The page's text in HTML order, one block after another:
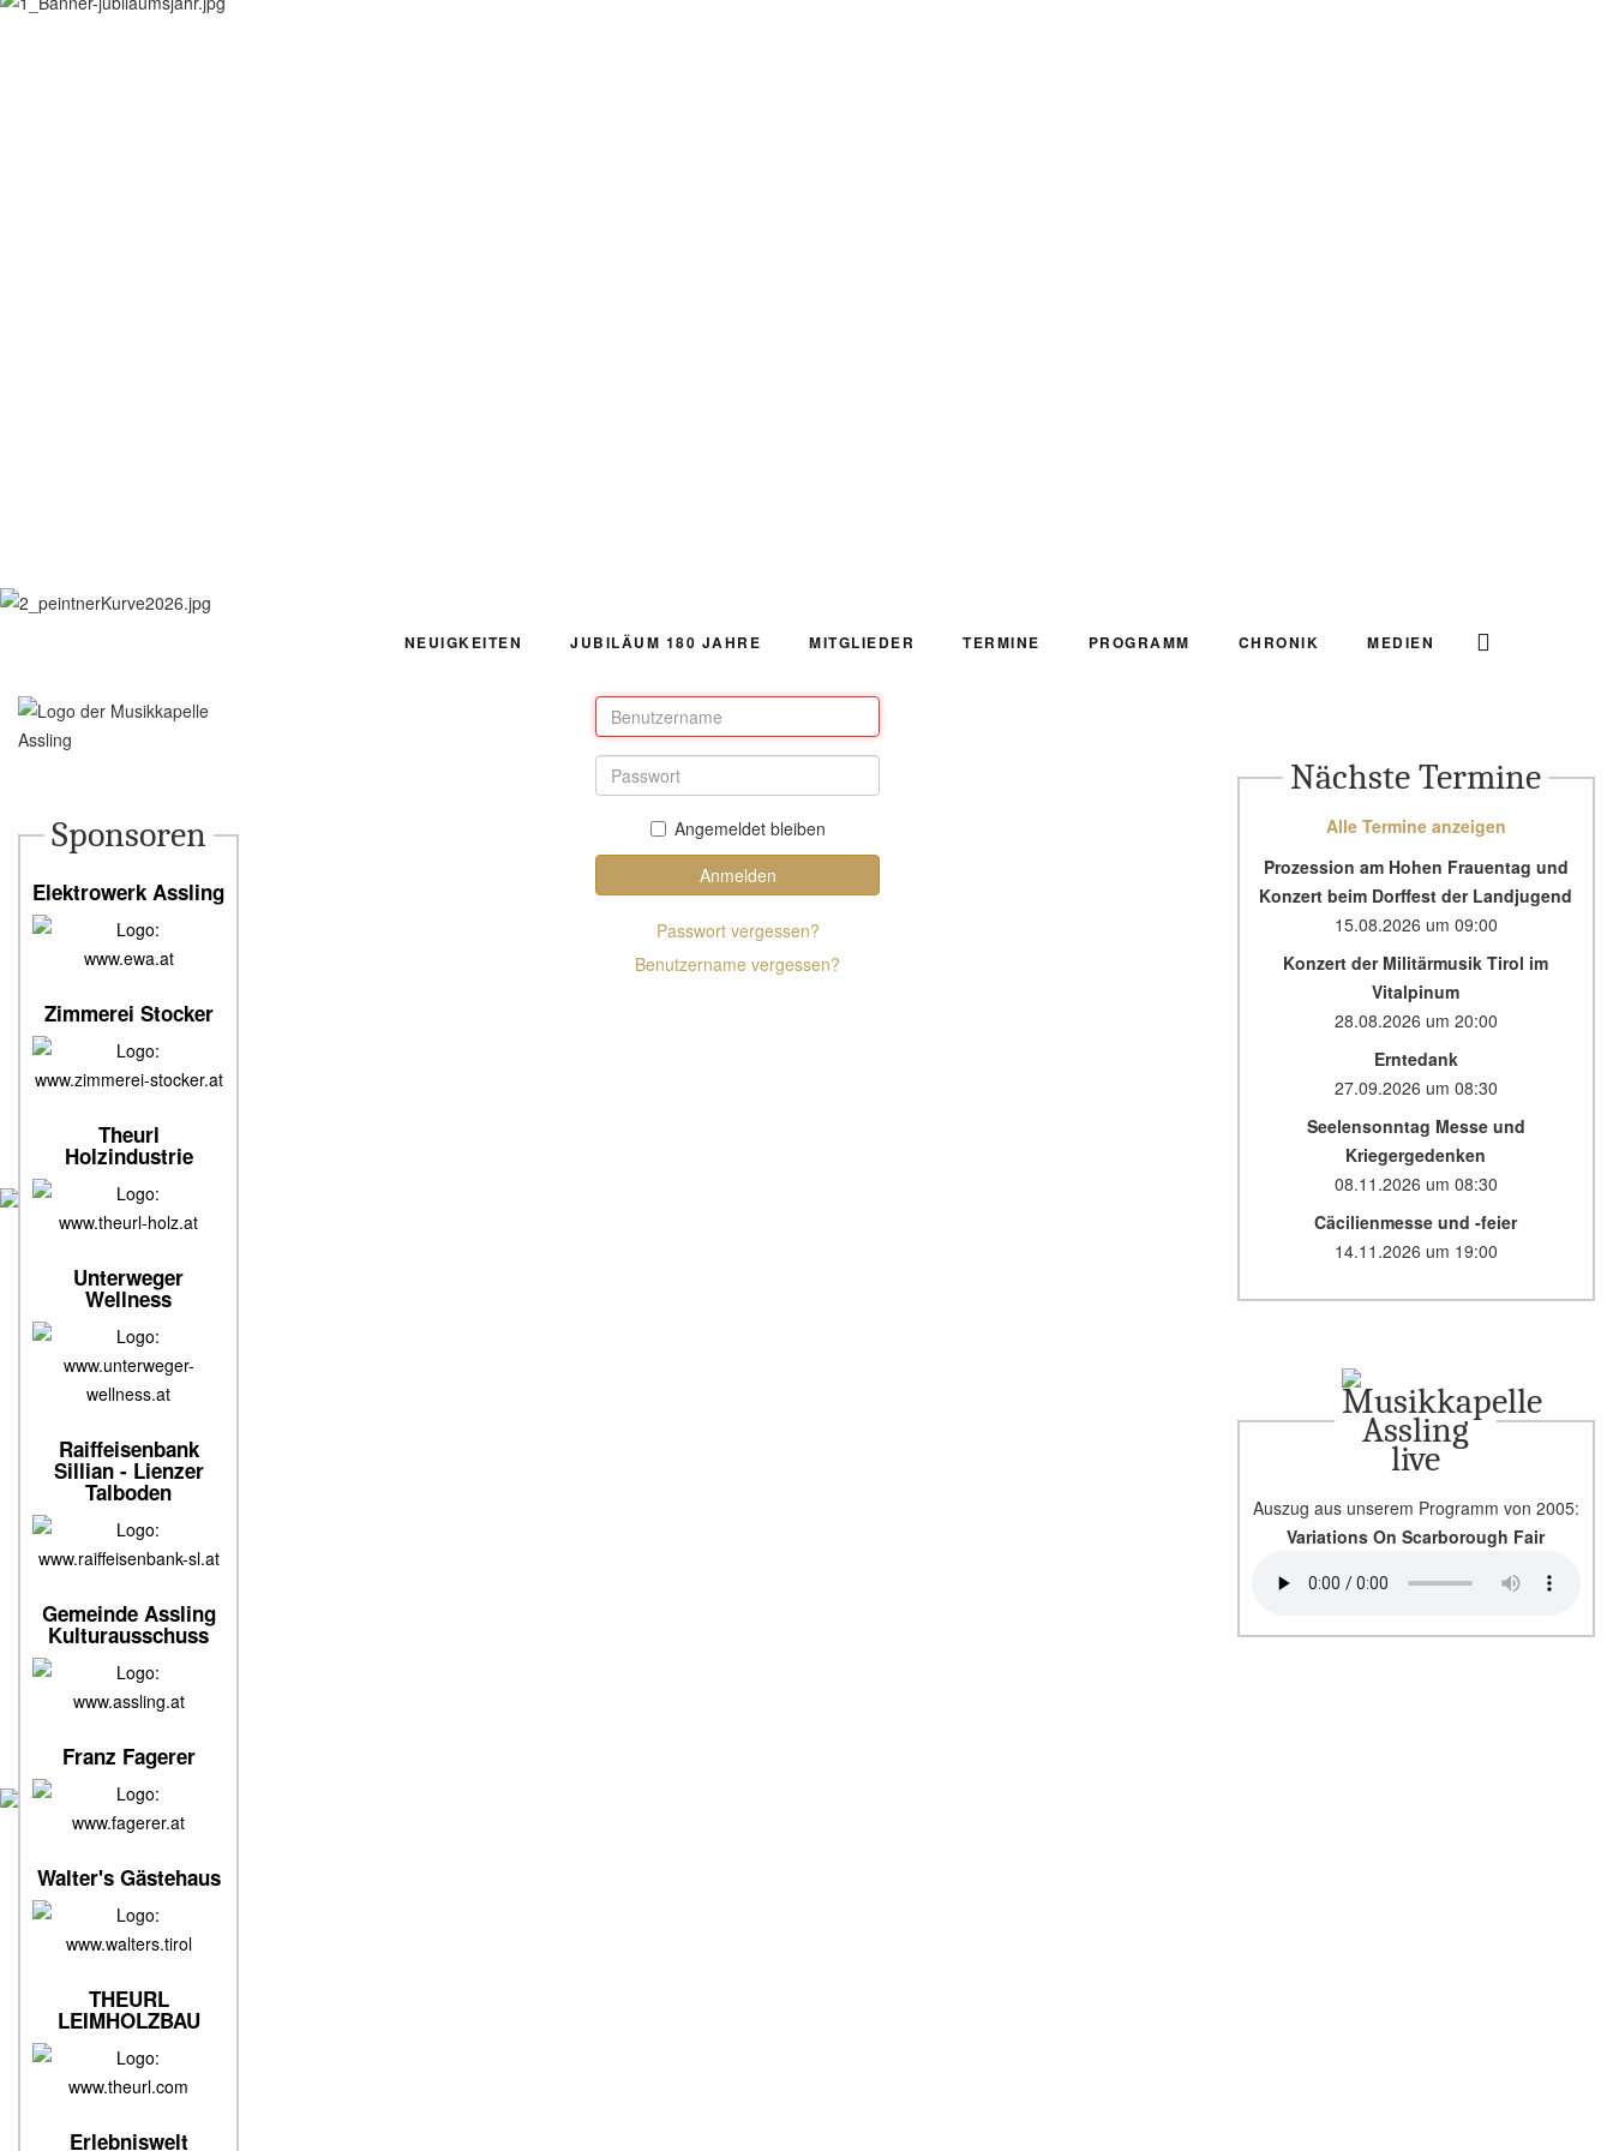
NEUIGKEITEN JUBILÄUM 180 JAHRE MITGLIEDER TERMINE PROGRAMM CHRONIK MEDIEN
Sponsoren
Elektrowerk Assling
www.ewa.at
Zimmerei Stocker
www.zimmerei-stocker.at
Theurl
Holzindustrie
www.theurl-holz.at
Unterweger
Wellness
www.unterweger-
wellness.at
Raiffeisenbank
Sillian - Lienzer
Talboden
www.raiffeisenbank-sl.at
Gemeinde Assling
Kulturausschuss
www.assling.at
Franz Fagerer
www.fagerer.at
Walter's Gästehaus
www.walters.tirol
THEURL
LEIMHOLZBAU
www.theurl.com
Erlebniswelt
Angemeldet bleiben
Anmelden
Passwort vergessen?
Benutzername vergessen?
Nächste Termine
Alle Termine anzeigen
Prozession am Hohen Frauentag und
Konzert beim Dorffest der Landjugend
15.08.2026 um 09:00
Konzert der Militärmusik Tirol im
Vitalpinum
28.08.2026 um 20:00
Erntedank
27.09.2026 um 08:30
Seelensonntag Messe und
Kriegergedenken
08.11.2026 um 08:30
Cäcilienmesse und -feier
14.11.2026 um 19:00
live
Auszug aus unserem Programm von 2005:
Variations On Scarborough Fair